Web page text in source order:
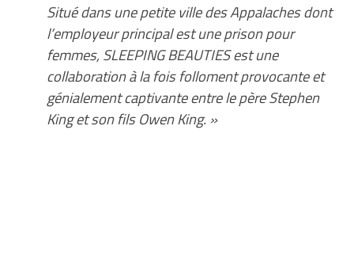
Situé dans une petite ville des Appalaches dont
l’employeur principal est une prison pour
femmes, SLEEPING BEAUTIES est une
collaboration à la fois folloment provocante et
génialement captivante entre le père Stephen
King et son fils Owen King. »